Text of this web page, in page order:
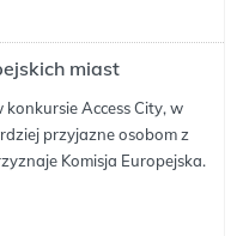
miast
konkursie Access City, w
przyjazne osobom z
Komisja Europejska.